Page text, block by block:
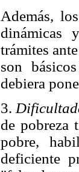
Además,
dinámicas
trámites
son
debiera
3.
de pobreza
pobre,
deficiente